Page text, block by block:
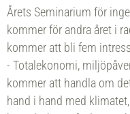
Årets Seminarium för
kommer för andra året i
kommer att bli fem
- Totalekonomi,
kommer att handla om
hand i hand med